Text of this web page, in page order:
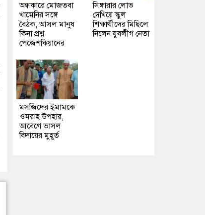
অন্ধকারে মোজতবা
খামেনির সঙ্গে
বৈঠক, আসল মানুষ
কিনা প্রশ্ন
পেজেশকিয়ানের
সিঙ্গারার লোভ
দেখিয়ে স্কুল
শিক্ষার্থীদের মিছিলে
নিলেন যুবলীগ নেতা
মসজিদের ইমামকে
ওমরাহ উপহার,
আবেগে ভাসল
বিদায়ের মুহূর্ত